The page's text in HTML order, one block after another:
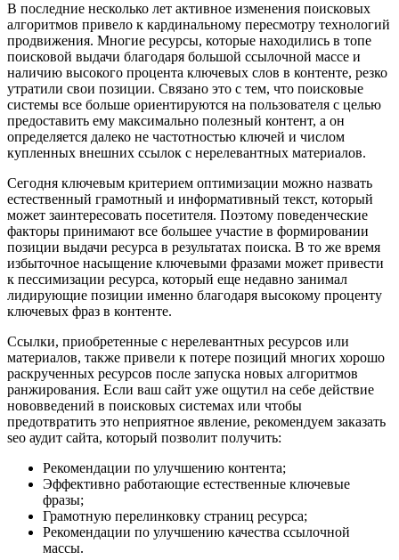
В последние несколько лет активное изменения поисковых
алгоритмов привело к кардинальному пересмотру технологий
продвижения. Многие ресурсы, которые находились в топе
поисковой выдачи благодаря большой ссылочной массе и
наличию высокого процента ключевых слов в контенте, резко
утратили свои позиции. Связано это с тем, что поисковые
системы все больше ориентируются на пользователя с целью
предоставить ему максимально полезный контент, а он
определяется далеко не частотностью ключей и числом
купленных внешних ссылок с нерелевантных материалов.
Сегодня ключевым критерием оптимизации можно назвать
естественный грамотный и информативный текст, который
может заинтересовать посетителя. Поэтому поведенческие
факторы принимают все большее участие в формировании
позиции выдачи ресурса в результатах поиска. В то же время
избыточное насыщение ключевыми фразами может привести
к пессимизации ресурса, который еще недавно занимал
лидирующие позиции именно благодаря высокому проценту
ключевых фраз в контенте.
Ссылки, приобретенные с нерелевантных ресурсов или
материалов, также привели к потере позиций многих хорошо
раскрученных ресурсов после запуска новых алгоритмов
ранжирования. Если ваш сайт уже ощутил на себе действие
нововведений в поисковых системах или чтобы
предотвратить это неприятное явление, рекомендуем заказать
seo аудит сайта, который позволит получить:
Рекомендации по улучшению контента;
Эффективно работающие естественные ключевые
фразы;
Грамотную перелинковку страниц ресурса;
Рекомендации по улучшению качества ссылочной
массы.